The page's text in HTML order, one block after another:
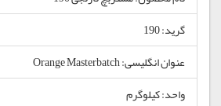
گرید: 190
عنوان انگلیسی: Orange Masterbatch
واحد: کیلوگرم